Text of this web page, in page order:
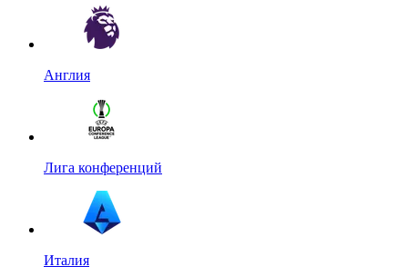
Англия
Лига конференций
Италия